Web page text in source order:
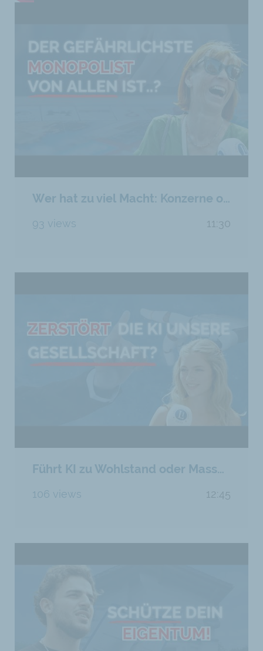
Wer hat zu viel Macht: Konzerne oder der Staat?
93 views 11:30
Führt KI zu Wohlstand oder Massenarbeitslosigkeit?
106 views 12:45